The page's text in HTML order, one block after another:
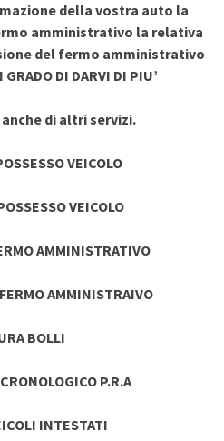
della vostra auto la
amministrativo la relativa
del fermo amministrativo
GRADO DI DARVI DI PIU’
di altri servizi.
VEICOLO
VEICOLO
AMMINISTRATIVO
AMMINISTRAIVO
BOLLI
P.R.A
INTESTATI